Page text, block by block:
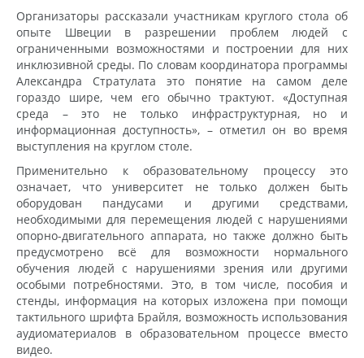
Организаторы рассказали участникам круглого стола об
опыте Швеции в разрешении проблем людей с
ограниченными возможностями и построении для них
инклюзивной среды. По словам координатора программы
Александра Стратулата это понятие на самом деле
гораздо шире, чем его обычно трактуют. «Доступная
среда – это не только инфраструктурная, но и
информационная доступность», – отметил он во время
выступления на круглом столе.
Применительно к образовательному процессу это
означает, что университет не только должен быть
оборудован пандусами и другими средствами,
необходимыми для перемещения людей с нарушениями
опорно-двигательного аппарата, но также должно быть
предусмотрено всё для возможности нормального
обучения людей с нарушениями зрения или другими
особыми потребностями. Это, в том числе, пособия и
стенды, информация на которых изложена при помощи
тактильного шрифта Брайля, возможность использования
аудиоматериалов в образовательном процессе вместо
видео.